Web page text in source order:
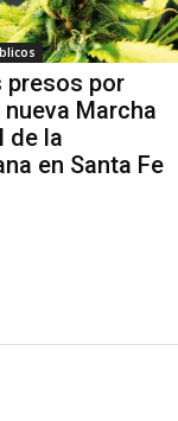
presos por
Marcha
de la
en Santa Fe